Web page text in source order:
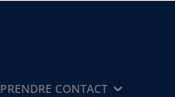
PRENDRE CONTACT